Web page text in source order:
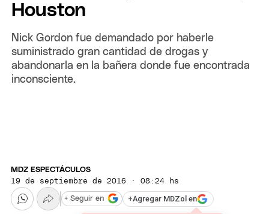
Houston
Nick Gordon fue demandado por haberle
suministrado gran cantidad de drogas y
abandonarla en la bañera donde fue encontrada
inconsciente.
MDZ ESPECTÁCULOS
19 de septiembre de 2016 · 08:24 hs
+Agregar MDZol en
+ Seguir en